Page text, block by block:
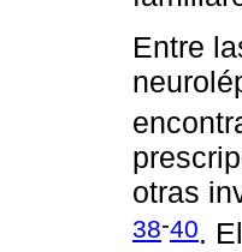
Entre
otras
38-40.